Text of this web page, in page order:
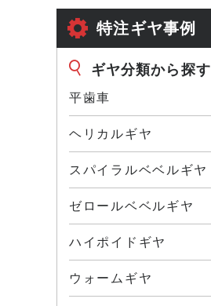
特注ギヤ事例
ギヤ分類から探す
平歯車
ヘリカルギヤ
スパイラルベベルギヤ
ゼロールベベルギヤ
ハイポイドギヤ
ウォームギヤ